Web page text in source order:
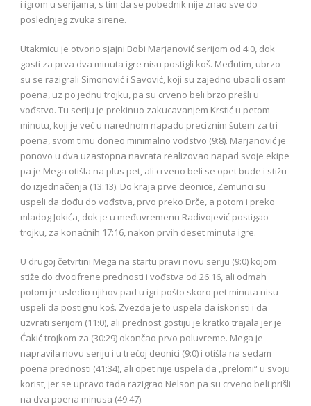
i igrom u serijama, s tim da se pobednik nije znao sve do
poslednjeg zvuka sirene.
Utakmicu je otvorio sjajni Bobi Marjanović serijom od 4:0, dok
gosti za prva dva minuta igre nisu postigli koš. Međutim, ubrzo
su se razigrali Simonović i Savović, koji su zajedno ubacili osam
poena, uz po jednu trojku, pa su crveno beli brzo prešli u
vođstvo. Tu seriju je prekinuo zakucavanjem Krstić u petom
minutu, koji je već u narednom napadu preciznim šutem za tri
poena, svom timu doneo minimalno vođstvo (9:8). Marjanović je
ponovo u dva uzastopna navrata realizovao napad svoje ekipe
pa je Mega otišla na plus pet, ali crveno beli se opet bude i stižu
do izjednačenja (13:13). Do kraja prve deonice, Zemunci su
uspeli da dođu do vođstva, prvo preko Drče, a potom i preko
mladog Jokića, dok je u međuvremenu Radivojević postigao
trojku, za konačnih 17:16, nakon prvih deset minuta igre.
U drugoj četvrtini Mega na startu pravi novu seriju (9:0) kojom
stiže do dvocifrene prednosti i vođstva od 26:16, ali odmah
potom je usledio njihov pad u igri pošto skoro pet minuta nisu
uspeli da postignu koš. Zvezda je to uspela da iskoristi i da
uzvrati serijom (11:0), ali prednost gostiju je kratko trajala jer je
Ćakić trojkom za (30:29) okončao prvo poluvreme. Mega je
napravila novu seriju i u trećoj deonici (9:0) i otišla na sedam
poena prednosti (41:34), ali opet nije uspela da „prelomi“ u svoju
korist, jer se upravo tada razigrao Nelson pa su crveno beli prišli
na dva poena minusa (49:47).